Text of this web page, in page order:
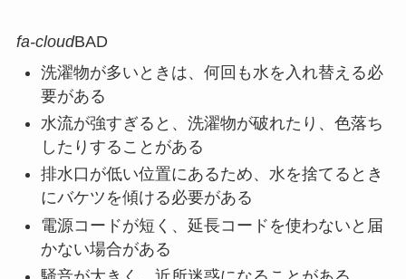
fa-cloudBAD
洗濯物が多いときは、何回も水を入れ替える必
要がある
水流が強すぎると、洗濯物が破れたり、色落ち
したりすることがある
排水口が低い位置にあるため、水を捨てるとき
にバケツを傾ける必要がある
電源コードが短く、延長コードを使わないと届
かない場合がある